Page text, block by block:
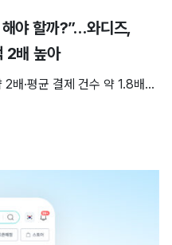
야 할까?”…와디즈,
2배 높아
배·평균 결제 건수 약 1.8배…